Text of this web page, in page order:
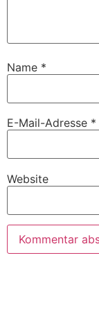
Name *
E-Mail-Adresse *
Website